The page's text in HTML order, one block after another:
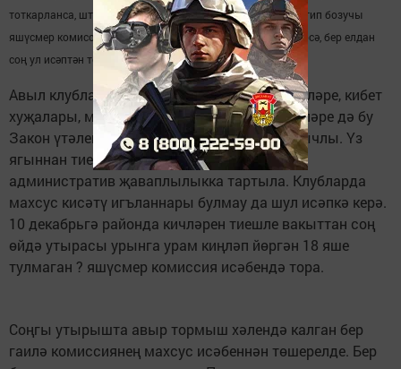
тоткарланса, штраф суммасы 2000 сум тәшкил итә. Ә тәртип бозучы
яшүсмер комиссия исәбенә куела. Тәртибе уңай якка үзгәрсә, бер елдан
соң ул исәптән төшерелә.
Авыл клублары, мәдәният йортлары мөдирләре, кибет
хуҗалары, мәктәп вәкилләре, авыл җирлекләре дә бу
Закон үтәлешен катгый тәэмин итәргә бурычлы. Үз
ягыннан тиешле чаралар күрмәсә-алар да
административ җаваплылыкка тартыла. Клубларда
махсус кисәтү игъланнары булмау да шул исәпкә керә.
10 декабрьгә районда кичләрен тиешле вакыттан соң
өйдә утырасы урынга урам киңләп йөргән 18 яше
тулмаган ? яшүсмер комиссия исәбендә тора.
Соңгы утырышта авыр тормыш хәлендә калган бер
гаилә комиссиянең махсус исәбеннән төшерелде. Бер